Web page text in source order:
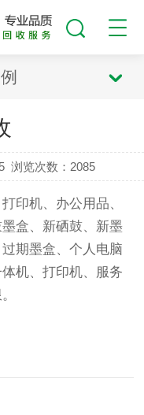
浏览次数： 2085
印机、办公用品、
盒、新硒鼓、新墨
期墨盒、个人电脑
机、打印机、服务